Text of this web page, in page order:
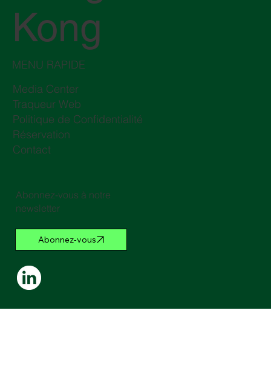
Kong
MENU RAPIDE
Media Center
Traqueur Web
Politique de Confidentialité
Réservation
Contact
Abonnez-vous à notre
newsletter
Abonnez-vous